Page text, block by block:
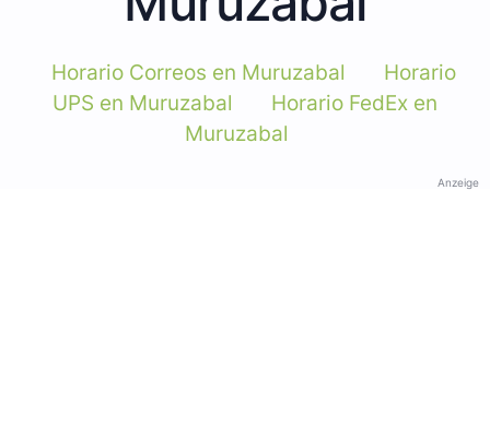
Horario Correos en Muruzabal
Horario
UPS en Muruzabal
Horario FedEx en
Muruzabal
Anzeige